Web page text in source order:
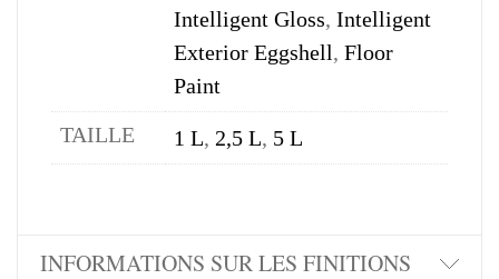
Intelligent Gloss, Intelligent
Exterior Eggshell, Floor
Paint
TAILLE
1 L, 2,5 L, 5 L
INFORMATIONS SUR LES FINITIONS